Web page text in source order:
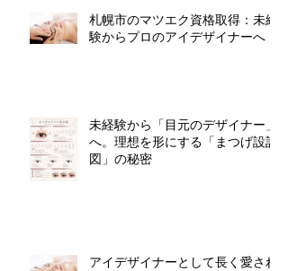
札幌市のマツエク資格取得：未経
験からプロのアイデザイナーへ
未経験から「目元のデザイナー」
へ。理想を形にする「まつげ設計
図」の秘密
アイデザイナーとして長く愛され